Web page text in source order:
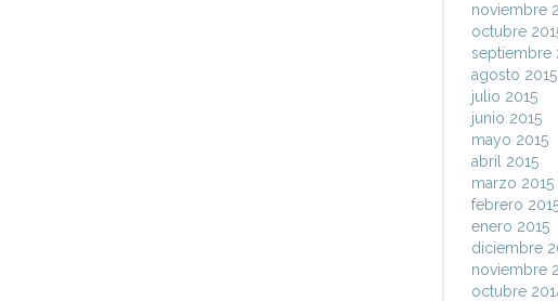
noviembre
octubre
septiembre
agosto 2015
julio 2015
junio 2015
mayo 2015
abril 2015
marzo 2015
febrero
enero 2015
diciembre
noviembre
octubre